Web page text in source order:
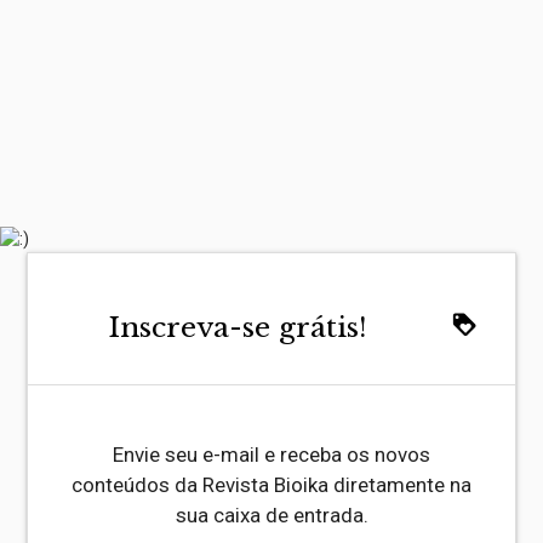
loyalty
Inscreva-se grátis!
Envie seu e-mail e receba os novos
conteúdos da Revista Bioika diretamente na
sua caixa de entrada.